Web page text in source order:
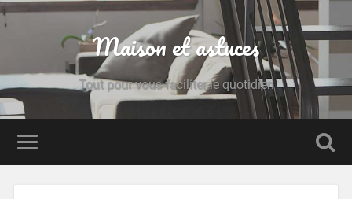
Maison et astuces
Tout pour vous faciliter le quotidien